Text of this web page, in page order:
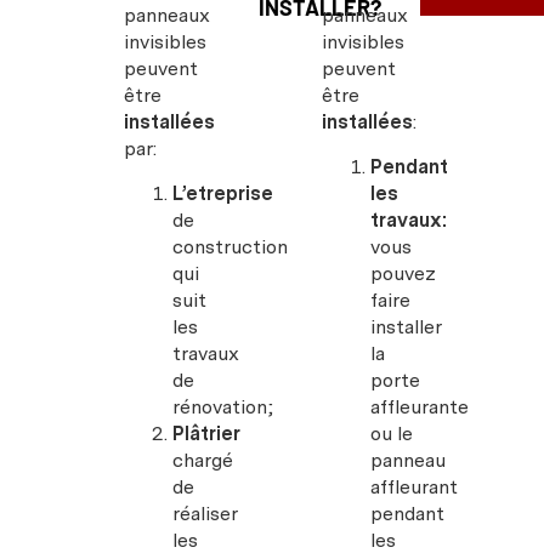
panneaux
invisibles
peuvent
être
installées
par:
L’etreprise
de
construction
qui
suit
les
travaux
de
rénovation;
Plâtrier
chargé
de
réaliser
les
INSTALLER?
panneaux
invisibles
peuvent
être
installées:
Pendant
les
travaux:
vous
pouvez
faire
installer
la
porte
affleurante
ou le
panneau
affleurant
pendant
les